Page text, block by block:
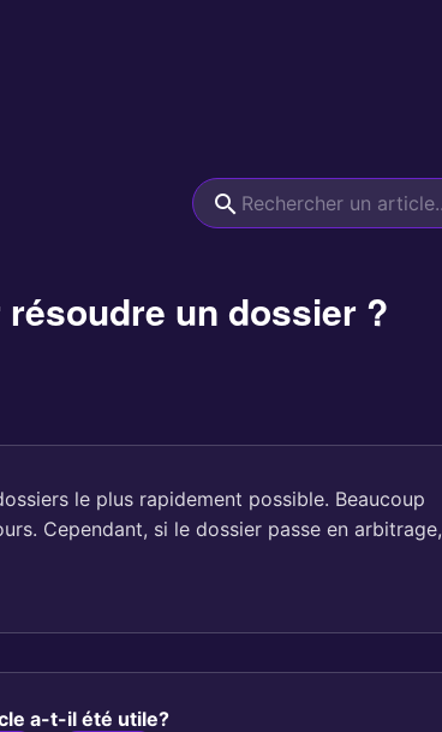
un dossier ?
le plus rapidement possible. Beaucoup
Cependant, si le dossier passe en arbitrage,
a-t-il été utile?